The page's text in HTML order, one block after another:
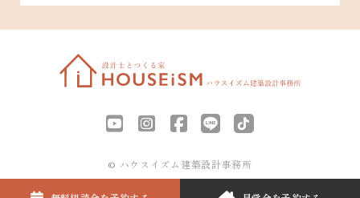
© ハウスイズム建築設計事務所